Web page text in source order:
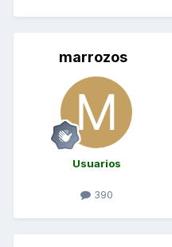
marrozos
Usuarios
390